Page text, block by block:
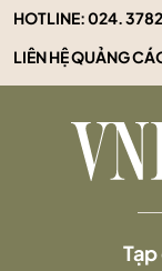
HOTLINE:024.
LIÊN HỆ QUẢNG